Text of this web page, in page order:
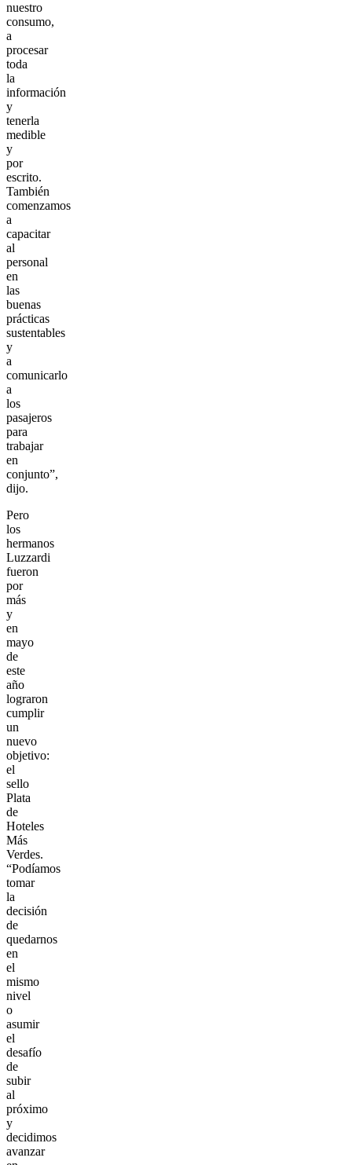
nuestro
consumo,
a
procesar
toda
la
información
y
tenerla
medible
y
por
escrito.
También
comenzamos
a
capacitar
al
personal
en
las
buenas
prácticas
sustentables
y
a
comunicarlo
a
los
pasajeros
para
trabajar
en
conjunto”,
dijo.
Pero
los
hermanos
Luzzardi
fueron
por
más
y
en
mayo
de
este
año
lograron
cumplir
un
nuevo
objetivo:
el
sello
Plata
de
Hoteles
Más
Verdes.
“Podíamos
tomar
la
decisión
de
quedarnos
en
el
mismo
nivel
o
asumir
el
desafío
de
subir
al
próximo
y
decidimos
avanzar